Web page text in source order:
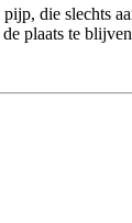
die slechts
plaats te